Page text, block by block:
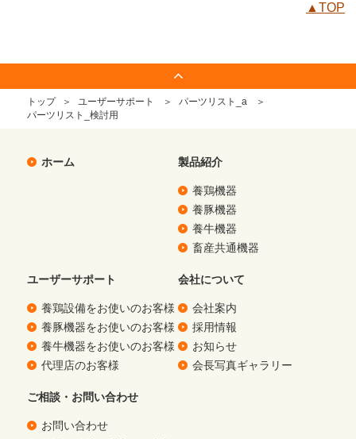
▲TOP
トップ ユーザーサポート
パーツリスト_a
パーツリスト_検討用
ホーム 製品紹介
養鶏機器
養豚機器
養牛機器
畜産共通機器
ユーザーサポート
養鶏設備をお使いのお客様
養豚機器をお使いのお客様
養牛機器をお使いのお客様
代理店のお客様
会社について
会社案内
採用情報
お知らせ
会長写真ギャラリー
ご相談・お問い合わせ
お問い合わせ